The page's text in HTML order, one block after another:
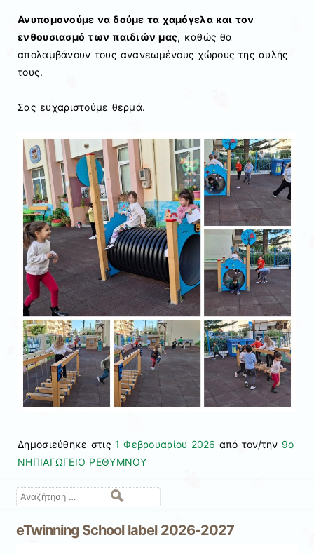
Ανυπομονούμε να δούμε τα χαμόγελα και τον
ενθουσιασμό των παιδιών μας, καθώς θα
απολαμβάνουν τους ανανεωμένους χώρους της αυλής
τους.
Σας ευχαριστούμε θερμά.
Δημοσιεύθηκε στις 1 Φεβρουαρίου 2026 από τον/την 9ο
ΝΗΠΙΑΓΩΓΕΙΟ ΡΕΘΥΜΝΟΥ
Αναζήτηση
eTwinning School label 2026-2027